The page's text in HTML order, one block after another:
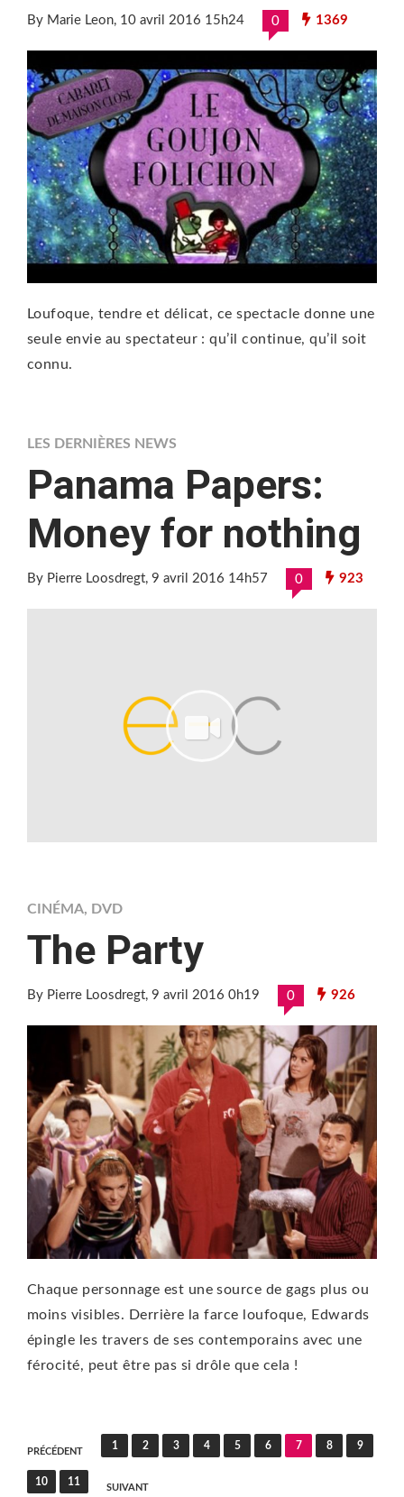
By Marie Leon, 10 avril 2016 15h24 0 1369
Loufoque, tendre et délicat, ce spectacle donne une
seule envie au spectateur : qu’il continue, qu’il soit
connu.
LES DERNIÈRES NEWS
Panama Papers:
Money for nothing
By Pierre Loosdregt, 9 avril 2016 14h57 0 923
CINÉMA, DVD
The Party
By Pierre Loosdregt, 9 avril 2016 0h19 0 926
Chaque personnage est une source de gags plus ou
moins visibles. Derrière la farce loufoque, Edwards
épingle les travers de ses contemporains avec une
férocité, peut être pas si drôle que cela !
Pagination
des
PRÉCÉDENT
1 2 3 4 5 6 7 8 9
10 11
SUIVANT